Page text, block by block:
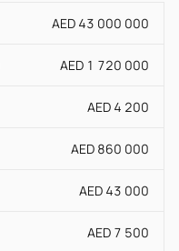
AED 43 000 000
AED 1 720 000
AED 4 200
AED 860 000
AED 43 000
AED 7 500